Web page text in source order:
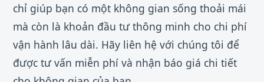
chỉ giúp bạn có một không gian sống thoải mái
mà còn là khoản đầu tư thông minh cho chi phí
vận hành lâu dài. Hãy liên hệ với chúng tôi để
được tư vấn miễn phí và nhận báo giá chi tiết